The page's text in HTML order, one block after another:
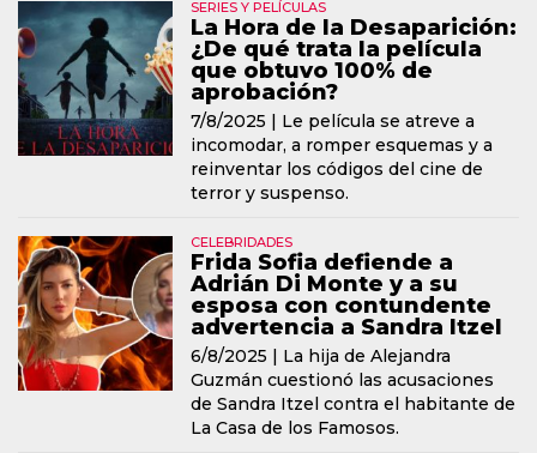
SERIES Y PELÍCULAS
La Hora de la Desaparición:
¿De qué trata la película
que obtuvo 100% de
aprobación?
7/8/2025 | Le película se atreve a
incomodar, a romper esquemas y a
reinventar los códigos del cine de
terror y suspenso.
CELEBRIDADES
Frida Sofia defiende a
Adrián Di Monte y a su
esposa con contundente
advertencia a Sandra Itzel
6/8/2025 | La hija de Alejandra
Guzmán cuestionó las acusaciones
de Sandra Itzel contra el habitante de
La Casa de los Famosos.